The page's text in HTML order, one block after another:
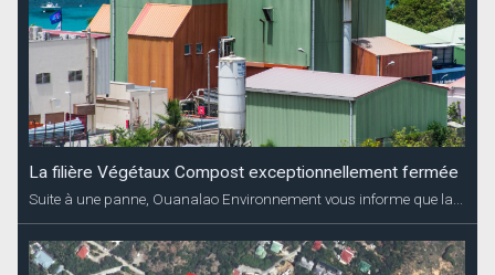
La filière Végétaux Compost exceptionnellement fermée
Suite à une panne, Ouanalao Environnement vous informe que la...